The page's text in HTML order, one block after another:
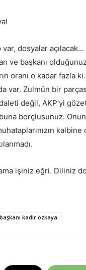
var, dosyalar
ve başkanı
oranı o kadar fazla
var. Zulmün bir
değil, AKP’yi
borçlusunuz.
kalbine
işiniz eğri. Diliniz
kadir özkaya